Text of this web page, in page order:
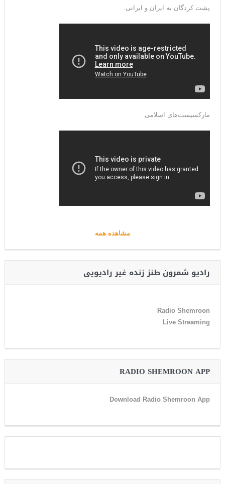
پشت کردگان به ایران و ایرانی.
مارکسیست‌های اسلامی
مشاهده همه
رادیو شمرون طنز زنده غیر رادیویی
Radio Shemroon
Live Streaming
RADIO SHEMROON APP
Download Radio Shemroon App